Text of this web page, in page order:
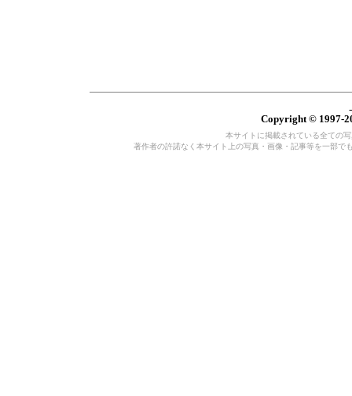
Copyright © 1997-
本サイトに掲載されている全ての
著作者の許諾なく本サイト上の写真・画像・記事等を一部で